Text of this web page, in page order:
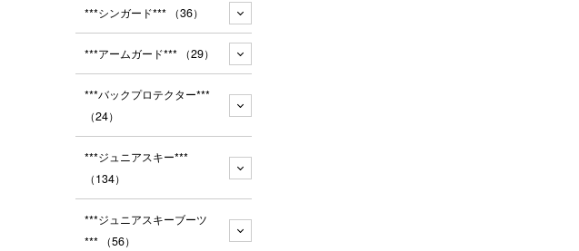
***シンガード*** （36）
***アームガード*** （29）
***バックプロテクター***
（24）
***ジュニアスキー***
（134）
***ジュニアスキーブーツ
*** （56）